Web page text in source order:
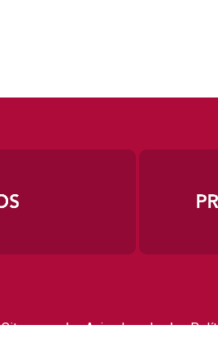
Sitemap | Aviso Legal |